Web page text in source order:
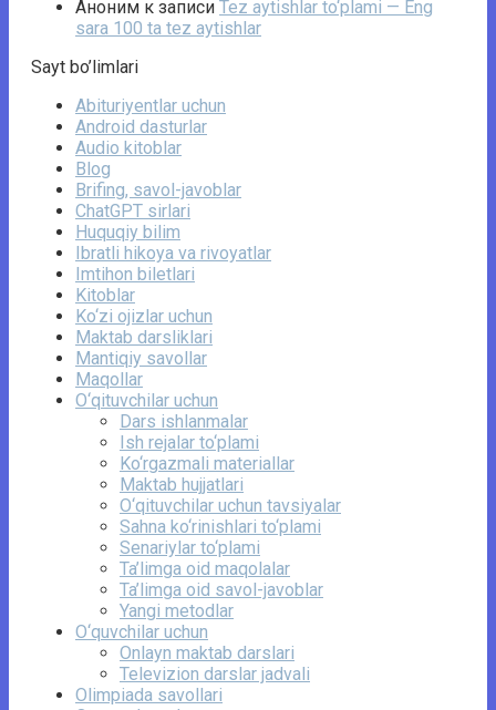
Аноним к записи Tez aytishlar to‘plami — Eng
sara 100 ta tez aytishlar
Sayt bo’limlari
Abituriyentlar uchun
Android dasturlar
Audio kitoblar
Blog
Brifing, savol-javoblar
ChatGPT sirlari
Huquqiy bilim
Ibratli hikoya va rivoyatlar
Imtihon biletlari
Kitoblar
Ko‘zi ojizlar uchun
Maktab darsliklari
Mantiqiy savollar
Maqollar
O‘qituvchilar uchun
Dars ishlanmalar
Ish rejalar to‘plami
Ko‘rgazmali materiallar
Maktab hujjatlari
O‘qituvchilar uchun tavsiyalar
Sahna ko‘rinishlari to‘plami
Senariylar to‘plami
Ta’limga oid maqolalar
Ta’limga oid savol-javoblar
Yangi metodlar
O‘quvchilar uchun
Onlayn maktab darslari
Televizion darslar jadvali
Olimpiada savollari